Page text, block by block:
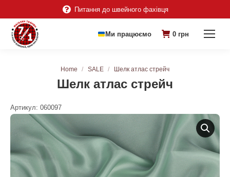
Питання до швейного фахівця
Ми працюємо 0 грн
Шелк атлас стрейч
You are here:
Home SALE Шелк атлас стрейч
Артикул: 060097